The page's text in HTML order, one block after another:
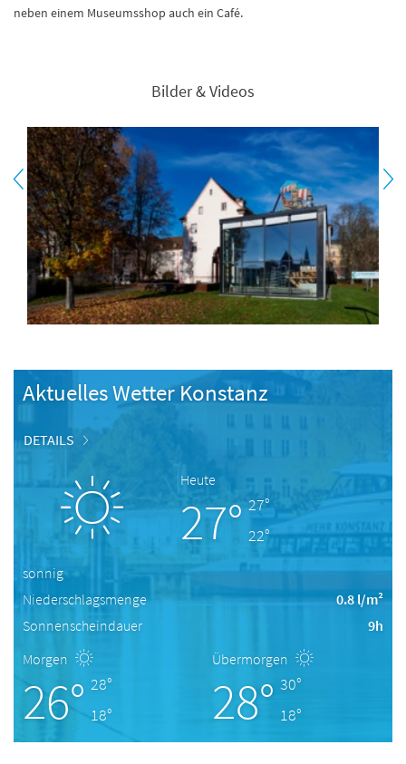
neben einem Museumsshop auch ein Café.
Bilder & Videos
Aktuelles Wetter Konstanz
DETAILS
Heute
27° 27°
22°
sonnig
Niederschlagsmenge
0.8 l/m²
Sonnenscheindauer
9h
Morgen
26° 28°
18°
Übermorgen
28° 30°
18°